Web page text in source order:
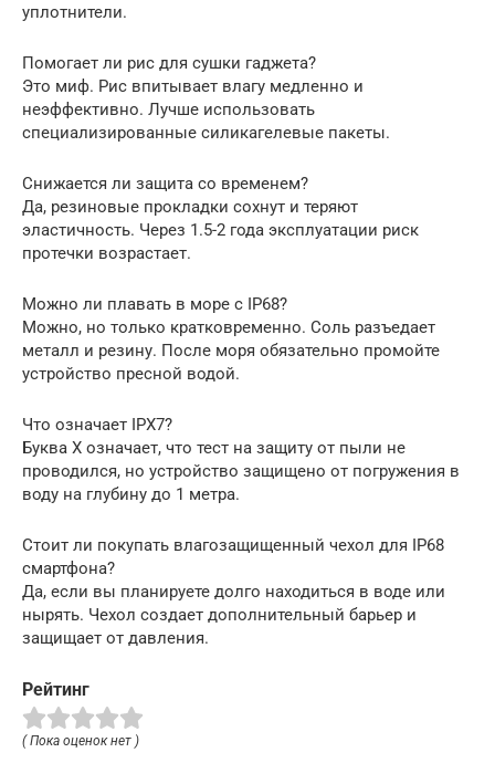
уплотнители.
Помогает ли рис для сушки гаджета?
Это миф. Рис впитывает влагу медленно и
неэффективно. Лучше использовать
специализированные силикагелевые пакеты.
Снижается ли защита со временем?
Да, резиновые прокладки сохнут и теряют
эластичность. Через 1.5-2 года эксплуатации риск
протечки возрастает.
Можно ли плавать в море с IP68?
Можно, но только кратковременно. Соль разъедает
металл и резину. После моря обязательно промойте
устройство пресной водой.
Что означает IPX7?
Буква X означает, что тест на защиту от пыли не
проводился, но устройство защищено от погружения в
воду на глубину до 1 метра.
Стоит ли покупать влагозащищенный чехол для IP68
смартфона?
Да, если вы планируете долго находиться в воде или
нырять. Чехол создает дополнительный барьер и
защищает от давления.
Рейтинг
( Пока оценок нет )